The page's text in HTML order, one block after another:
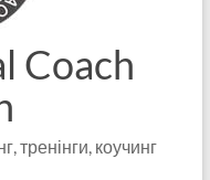
Coach
тренінги, коучинг